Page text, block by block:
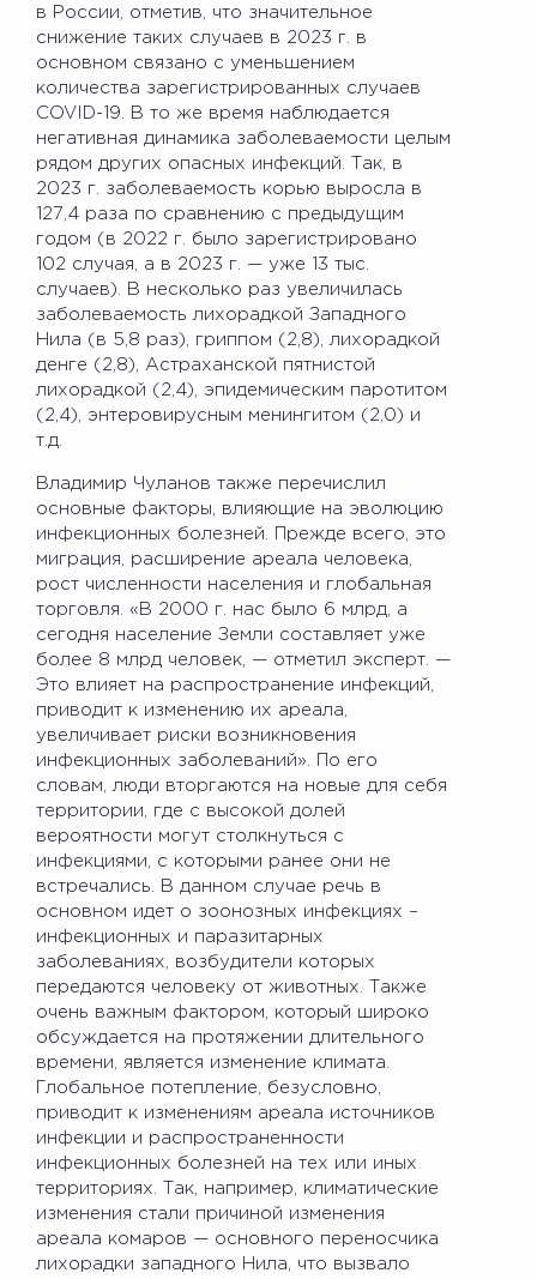
в России, отметив, что значительное
снижение таких случаев в 2023 г. в
основном связано с уменьшением
количества зарегистрированных случаев
COVID-19. В то же время наблюдается
негативная динамика заболеваемости целым
рядом других опасных инфекций. Так, в
2023 г. заболеваемость корью выросла в
127,4 раза по сравнению с предыдущим
годом (в 2022 г. было зарегистрировано
102 случая, а в 2023 г. — уже 13 тыс.
случаев). В несколько раз увеличилась
заболеваемость лихорадкой Западного
Нила (в 5,8 раз), гриппом (2,8), лихорадкой
денге (2,8), Астраханской пятнистой
лихорадкой (2,4), эпидемическим паротитом
(2,4), энтеровирусным менингитом (2,0) и
т.д.
Владимир Чуланов также перечислил
основные факторы, влияющие на эволюцию
инфекционных болезней. Прежде всего, это
миграция, расширение ареала человека,
рост численности населения и глобальная
торговля. «В 2000 г. нас было 6 млрд, а
сегодня население Земли составляет уже
более 8 млрд человек, — отметил эксперт. —
Это влияет на распространение инфекций,
приводит к изменению их ареала,
увеличивает риски возникновения
инфекционных заболеваний». По его
словам, люди вторгаются на новые для себя
территории, где с высокой долей
вероятности могут столкнуться с
инфекциями, с которыми ранее они не
встречались. В данном случае речь в
основном идет о зоонозных инфекциях –
инфекционных и паразитарных
заболеваниях, возбудители которых
передаются человеку от животных. Также
очень важным фактором, который широко
обсуждается на протяжении длительного
времени, является изменение климата.
Глобальное потепление, безусловно,
приводит к изменениям ареала источников
инфекции и распространенности
инфекционных болезней на тех или иных
территориях. Так, например, климатические
изменения стали причиной изменения
ареала комаров — основного переносчика
лихорадки западного Нила, что вызвало